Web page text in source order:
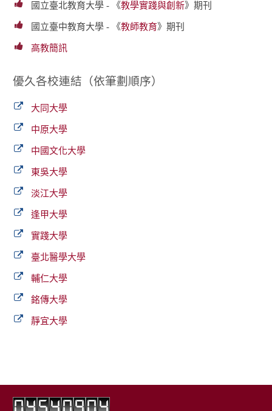
國立臺北教育大學 - 《教學實踐與創新》期刊
國立臺中教育大學 - 《教師教育》期刊
高教簡訊
優久各校連結（依筆劃順序）
大同大學
中原大學
中國文化大學
東吳大學
淡江大學
逢甲大學
實踐大學
臺北醫學大學
輔仁大學
銘傳大學
靜宜大學